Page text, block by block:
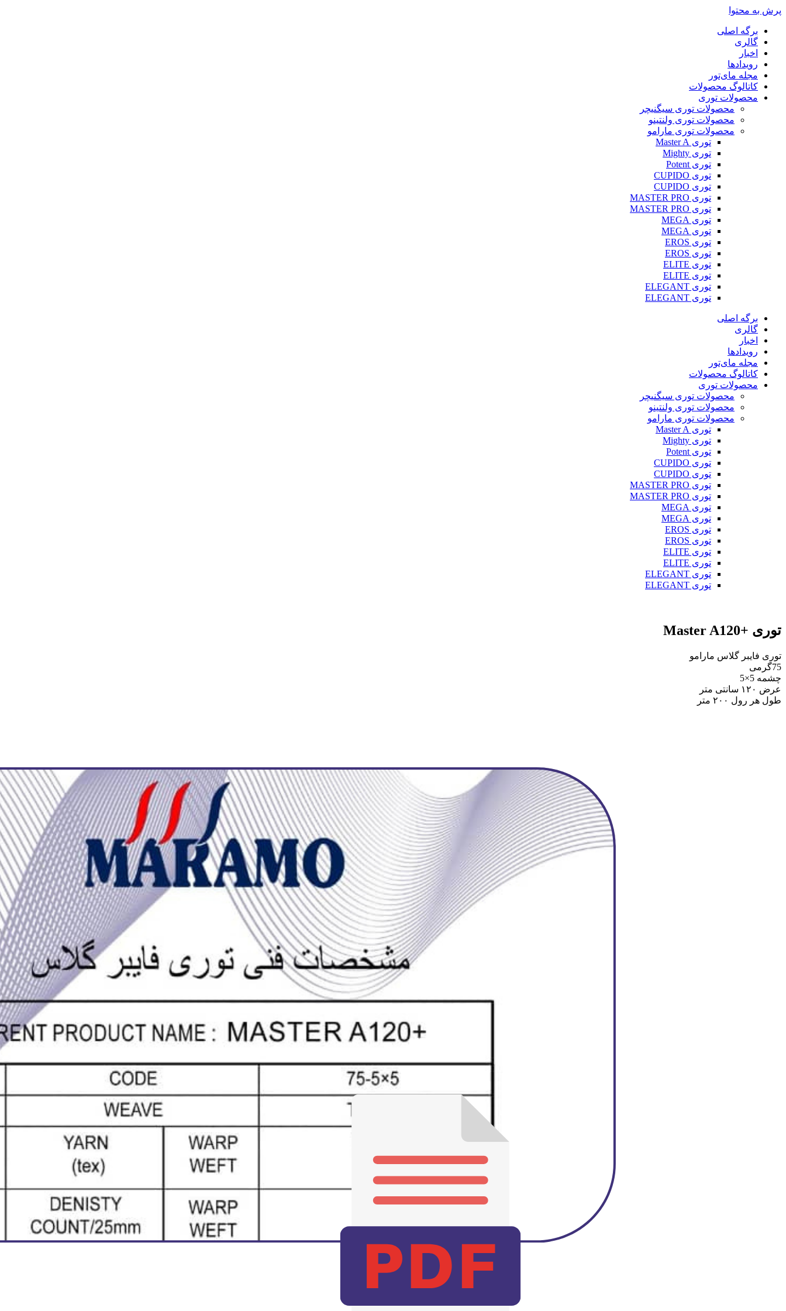
پرش به محتوا
برگه اصلی
گالری
اخبار
رویدادها
مجله مای‌تور
کاتالوگ محصولات
محصولات توری
محصولات توری سیگنیچر
محصولات توری ولنتینو
محصولات توری مارامو
توری Master A
توری Mighty
توری Potent
توری CUPIDO
توری CUPIDO
توری MASTER PRO
توری MASTER PRO
توری MEGA
توری MEGA
توری EROS
توری EROS
توری ELITE
توری ELITE
توری ELEGANT
توری ELEGANT
برگه اصلی
گالری
اخبار
رویدادها
مجله مای‌تور
کاتالوگ محصولات
محصولات توری
محصولات توری سیگنیچر
محصولات توری ولنتینو
محصولات توری مارامو
توری Master A
توری Mighty
توری Potent
توری CUPIDO
توری CUPIDO
توری MASTER PRO
توری MASTER PRO
توری MEGA
توری MEGA
توری EROS
توری EROS
توری ELITE
توری ELITE
توری ELEGANT
توری ELEGANT
توری +Master A120
توری فایبر گلاس مارامو
75گرمی
چشمه 5×5
عرض ۱۲۰ سانتی متر
طول هر رول ۲۰۰ متر